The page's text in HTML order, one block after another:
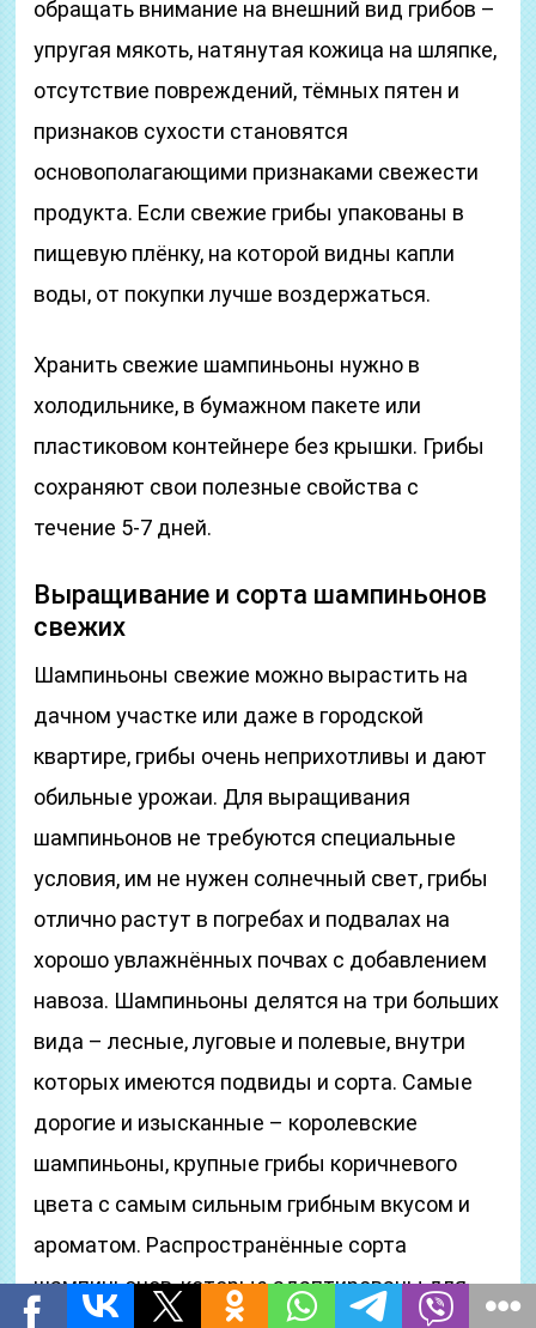
обращать внимание на внешний вид грибов –
упругая мякоть, натянутая кожица на шляпке,
отсутствие повреждений, тёмных пятен и
признаков сухости становятся
основополагающими признаками свежести
продукта. Если свежие грибы упакованы в
пищевую плёнку, на которой видны капли
воды, от покупки лучше воздержаться.
Хранить свежие шампиньоны нужно в
холодильнике, в бумажном пакете или
пластиковом контейнере без крышки. Грибы
сохраняют свои полезные свойства с
течение 5-7 дней.
Выращивание и сорта шампиньонов
свежих
Шампиньоны свежие можно вырастить на
дачном участке или даже в городской
квартире, грибы очень неприхотливы и дают
обильные урожаи. Для выращивания
шампиньонов не требуются специальные
условия, им не нужен солнечный свет, грибы
отлично растут в погребах и подвалах на
хорошо увлажнённых почвах с добавлением
навоза. Шампиньоны делятся на три больших
вида – лесные, луговые и полевые, внутри
которых имеются подвиды и сорта. Самые
дорогие и изысканные – королевские
шампиньоны, крупные грибы коричневого
цвета с самым сильным грибным вкусом и
ароматом. Распространённые сорта
шампиньонов, которые адаптированы для